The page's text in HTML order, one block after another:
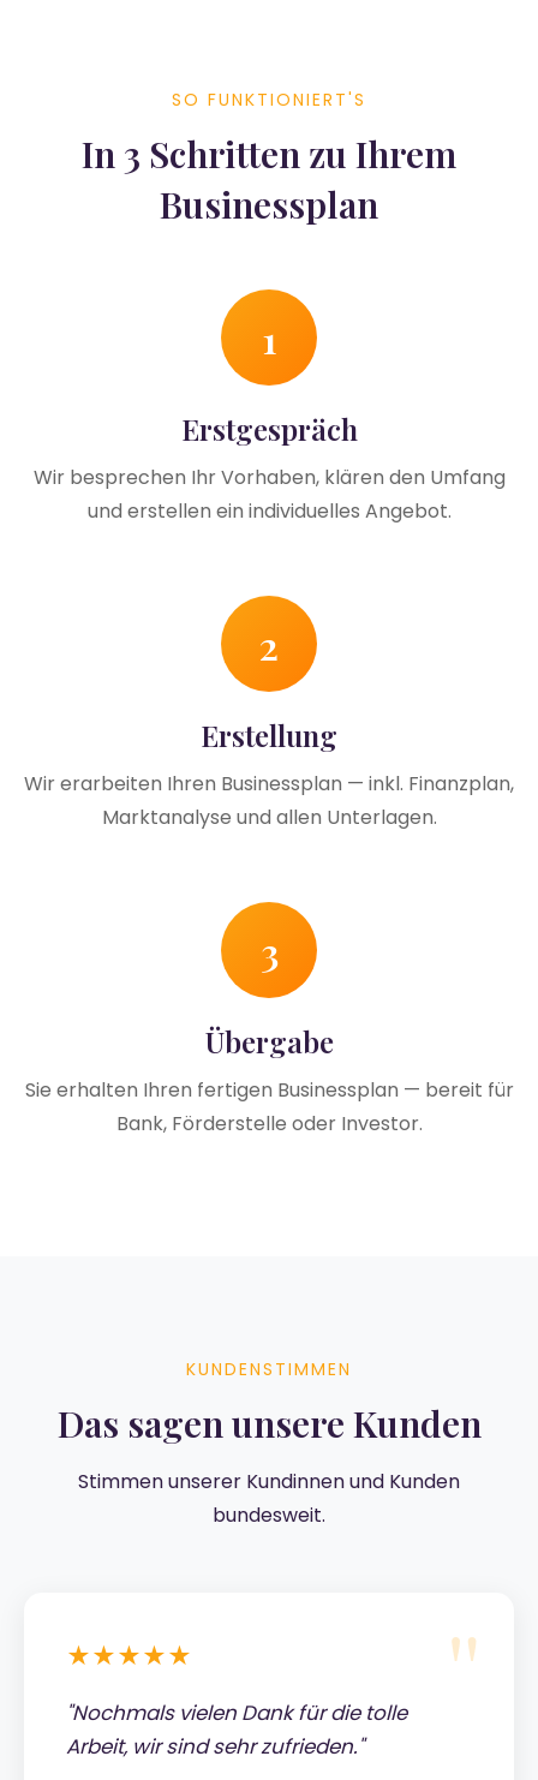
SO FUNKTIONIERT'S
In 3 Schritten zu Ihrem
Businessplan
1
Erstgespräch
Wir besprechen Ihr Vorhaben, klären den Umfang
und erstellen ein individuelles Angebot.
2
Erstellung
Wir erarbeiten Ihren Businessplan — inkl. Finanzplan,
Marktanalyse und allen Unterlagen.
3
Übergabe
Sie erhalten Ihren fertigen Businessplan — bereit für
Bank, Förderstelle oder Investor.
KUNDENSTIMMEN
Das sagen unsere Kunden
Stimmen unserer Kundinnen und Kunden
bundesweit.
★★★★★
"Nochmals vielen Dank für die tolle
Arbeit, wir sind sehr zufrieden."